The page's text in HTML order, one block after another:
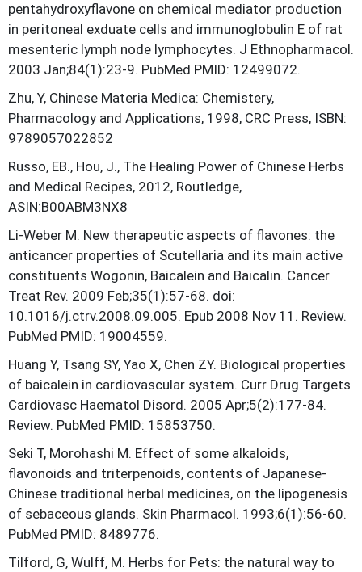
pentahydroxyflavone on chemical mediator production
in peritoneal exduate cells and immunoglobulin E of rat
mesenteric lymph node lymphocytes. J Ethnopharmacol.
2003 Jan;84(1):23-9. PubMed PMID: 12499072.
Zhu, Y, Chinese Materia Medica: Chemistery,
Pharmacology and Applications, 1998, CRC Press, ISBN:
9789057022852
Russo, EB., Hou, J., The Healing Power of Chinese Herbs
and Medical Recipes, 2012, Routledge,
ASIN:B00ABM3NX8
Li-Weber M. New therapeutic aspects of flavones: the
anticancer properties of Scutellaria and its main active
constituents Wogonin, Baicalein and Baicalin. Cancer
Treat Rev. 2009 Feb;35(1):57-68. doi:
10.1016/j.ctrv.2008.09.005. Epub 2008 Nov 11. Review.
PubMed PMID: 19004559.
Huang Y, Tsang SY, Yao X, Chen ZY. Biological properties
of baicalein in cardiovascular system. Curr Drug Targets
Cardiovasc Haematol Disord. 2005 Apr;5(2):177-84.
Review. PubMed PMID: 15853750.
Seki T, Morohashi M. Effect of some alkaloids,
flavonoids and triterpenoids, contents of Japanese-
Chinese traditional herbal medicines, on the lipogenesis
of sebaceous glands. Skin Pharmacol. 1993;6(1):56-60.
PubMed PMID: 8489776.
Tilford, G, Wulff, M. Herbs for Pets: the natural way to